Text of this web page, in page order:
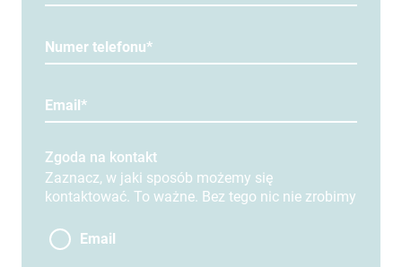
Numer telefonu*
Email*
Zgoda na kontakt
Zaznacz, w jaki sposób możemy się
kontaktować. To ważne. Bez tego nic nie zrobimy
Email